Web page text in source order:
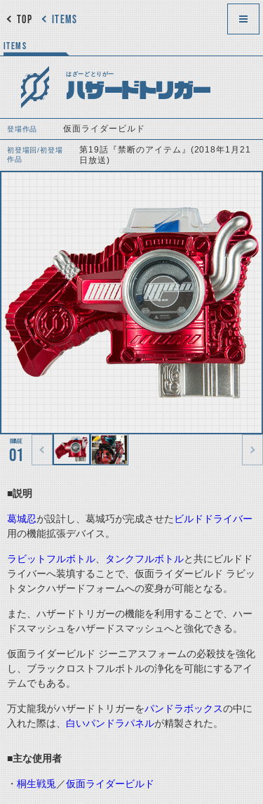
ITEMS
TOP
ITEMS
はざーどとりがー
ハザードトリガー
登場作品 仮面ライダービルド
初登場回/初登場
作品
第19話『禁断のアイテム』(2018年1月21
日放送)
01
■説明
葛城忍が設計し、葛城巧が完成させた ビルドドライバー
用の機能拡張デバイス。
ラビットフルボトル タンクフルボトルと共にビルドド
ライバーへ装填することで、仮面ライダービルド ラビッ
トタンクハザードフォームへの変身が可能となる。
また、ハザードトリガーの機能を利用することで、ハー
ドスマッシュをハザードスマッシュへと強化できる。
仮面ライダービルド ジーニアスフォームの必殺技を強化
し、ブラックロストフルボトルの浄化を可能にするアイ
テムでもある。
万丈龍我がハザードトリガーをパンドラボックスの中に
入れた際は、 白いパンドラパネルが精製された。
■主な使用者
・ 桐生戦兎 ／仮面ライダービルド